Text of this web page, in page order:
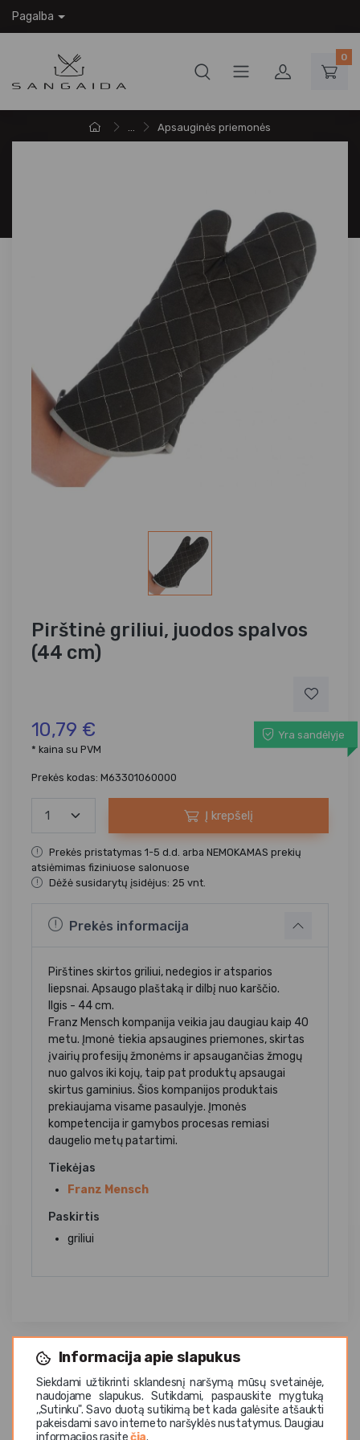
Informacija apie slapukus
Siekdami užtikrinti sklandesnį naršymą mūsų svetainėje,
naudojame slapukus. Sutikdami, paspauskite mygtuką
,,Sutinku". Savo duotą sutikimą bet kada galėsite atšaukti
pakeisdami savo interneto naršyklės nustatymus. Daugiau
informacijos rasitečia.
Pagalba
0
... Apsauginės priemonės
Pirštinė griliui, juodos spalvos
(44 cm)
10,79 €
Yra sandėlyje
* kaina su PVM
Prekės kodas: M63301060000
Į krepšelį
Prekės pristatymas 1-5 d.d. arba NEMOKAMAS prekių
atsiėmimas fiziniuose salonuose
Dėžė susidarytų įsidėjus: 25 vnt.
Prekės informacija
Pirštines skirtos griliui, nedegios ir atsparios
liepsnai. Apsaugo plaštaką ir dilbį nuo karščio.
Ilgis - 44 cm.
Franz Mensch kompanija veikia jau daugiau kaip 40
metu. Įmonė tiekia apsaugines priemones, skirtas
įvairių profesijų žmonėms ir apsaugančias žmogų
nuo galvos iki kojų, taip pat produktų apsaugai
skirtus gaminius. Šios kompanijos produktais
prekiaujama visame pasaulyje. Įmonės
kompetencija ir gamybos procesas remiasi
daugelio metų patartimi.
Tiekėjas
Franz Mensch
Paskirtis
griliui